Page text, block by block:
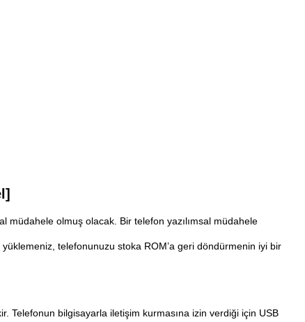
müdahele olmuş olacak. Bir telefon yazılımsal müdahele
yüklemeniz, telefonunuzu stoka ROM’a geri döndürmenin iyi bir
Telefonun bilgisayarla iletişim kurmasına izin verdiği için USB